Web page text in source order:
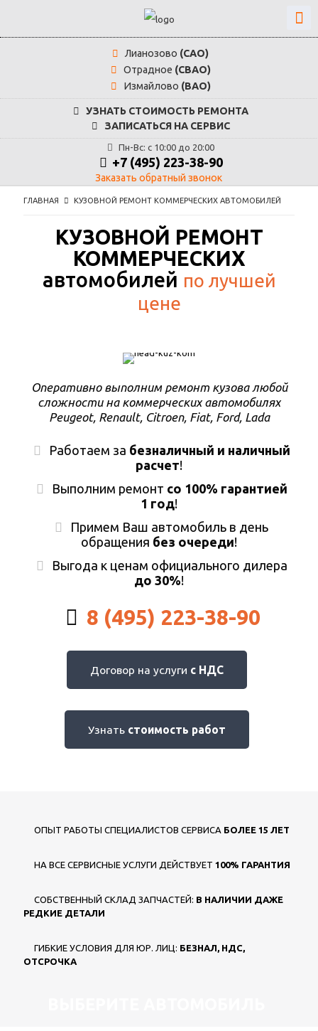
Лианозово (САО)
Отрадное (СВАО)
Измайлово (ВАО)
УЗНАТЬ СТОИМОСТЬ РЕМОНТА
ЗАПИСАТЬСЯ НА СЕРВИС
Пн-Вс: с 10:00 до 20:00
+7 (495) 223-38-90
Заказать обратный звонок
ГЛАВНАЯ КУЗОВНОЙ РЕМОНТ КОММЕРЧЕСКИХ АВТОМОБИЛЕЙ
КУЗОВНОЙ РЕМОНТ
КОММЕРЧЕСКИХ
автомобилей по лучшей
цене
Оперативно выполним ремонт кузова любой
сложности на коммерческих автомобилях
Peugeot, Renault, Citroen, Fiat, Ford, Lada
Работаем за безналичный и наличный
расчет!
Выполним ремонт со 100% гарантией
1 год!
Примем Ваш автомобиль в день
обращения без очереди!
Выгода к ценам официального дилера
до 30%!
8 (495) 223-38-90
Договор на услуги с НДС
Узнать стоимость работ
ОПЫТ РАБОТЫ СПЕЦИАЛИСТОВ СЕРВИСА БОЛЕЕ 15 ЛЕТ
НА ВСЕ СЕРВИСНЫЕ УСЛУГИ ДЕЙСТВУЕТ 100% ГАРАНТИЯ
СОБСТВЕННЫЙ СКЛАД ЗАПЧАСТЕЙ: В НАЛИЧИИ ДАЖЕ
РЕДКИЕ ДЕТАЛИ
ГИБКИЕ УСЛОВИЯ ДЛЯ ЮР. ЛИЦ: БЕЗНАЛ, НДС,
ОТСРОЧКА